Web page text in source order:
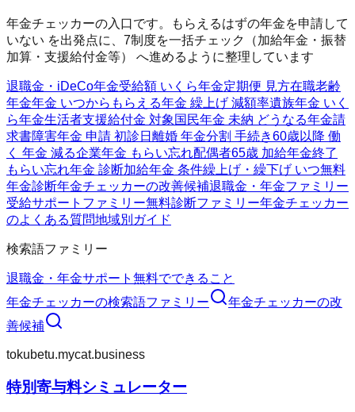
年金チェッカーの入口です。もらえるはずの年金を申請して
いない を出発点に、7制度を一括チェック（加給年金・振替
加算・支援給付金等） へ進めるように整理しています
退職金・iDeCo年金受給額 いくら年金定期便 見方在職老齢
年金年金 いつからもらえる年金 繰上げ 減額率遺族年金 いく
ら年金生活者支援給付金 対象 国民年金 未納 どうなる年金請
求書障害年金 申請 初診日 離婚 年金分割 手続き60歳以降 働
く 年金 減る企業年金 もらい忘れ配偶者65歳 加給年金終了
もらい忘れ年金 診断加給年金 条件繰上げ・繰下げ いつ無料
年金診断年金チェッカーの改善候補退職金・年金ファミリー
受給サポートファミリー無料診断ファミリー年金チェッカー
のよくある質問地域別ガイド
検索語ファミリー
退職金・年金サポート 無料でできること
年金チェッカーの検索語ファミリー 年金チェッカーの改
善候補
tokubetu.mycat.business
特別寄与料シミュレーター